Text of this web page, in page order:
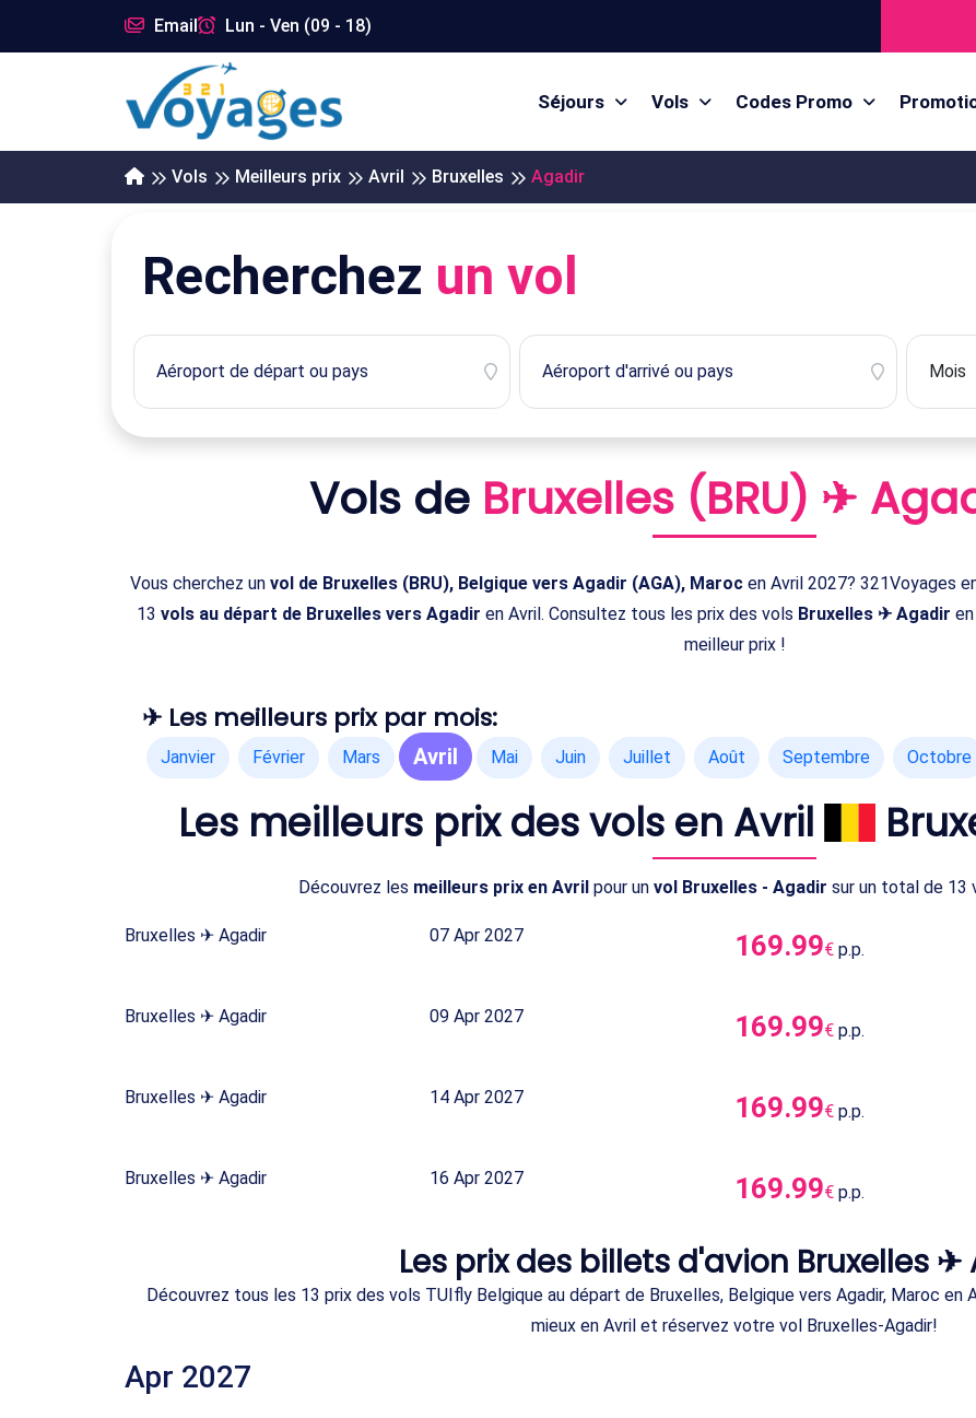
Email Lun - Ven (09 - 18)
Séjours Vols Codes Promo
Vols Meilleurs prix Avril Bruxelles Agadir
Recherchez un vol
Vols de Bruxelles (BRU) ✈
Vous cherchez un vol de Bruxelles (BRU), Belgique vers Agadir (AGA), Marocen Avril 2027? 321Voyages
13 vols au départ de Bruxelles vers Agadir en Avril. Consultez tous les prix des vols Bruxelles ✈ Agadir
meilleur prix !
✈ Les meilleurs prix par mois:
Janvier Février Mars Avril Mai Juin Juillet Août Septembre Octobre
Les meilleurs prix des vols en Avril
Découvrez les meilleurs prix en Avril pour un vol Bruxelles - Agadir sur un total de 13
Bruxelles ✈ Agadir 07 Apr 2027 169.99€ p.p.
Bruxelles ✈ Agadir 09 Apr 2027 169.99€ p.p.
Bruxelles ✈ Agadir 14 Apr 2027 169.99€ p.p.
Bruxelles ✈ Agadir 16 Apr 2027 169.99€ p.p.
Les prix des billets d'avion Bruxelles ✈
Découvrez tous les 13 prix des vols TUIfly Belgique au départ de Bruxelles, Belgique vers Agadir, Maroc
mieux en Avril et réservez votre vol Bruxelles-Agadir!
Apr 2027